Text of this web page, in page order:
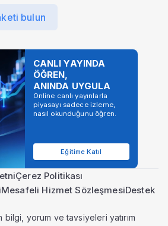
bulun
CANLI YAYINDA
ÖĞREN,
ANINDA UYGULA
Online canlı yayınlarla
piyasayı sadece izleme,
nasıl okunduğunu öğren.
Eğitime Katıl
Çerez Politikası
Mesafeli Hizmet SözleşmesiDestek
bilgi, yorum ve tavsiyeleri yatırım